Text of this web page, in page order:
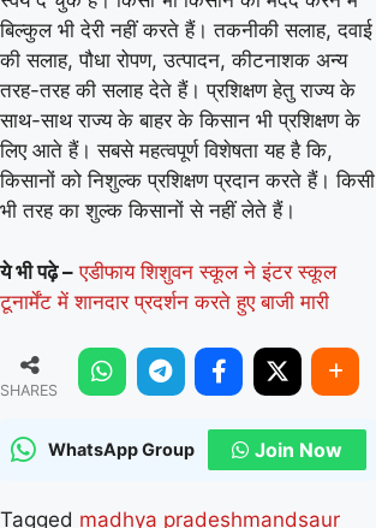
बिल्कुल भी देरी नहीं करते हैं। तकनीकी सलाह, दवाई
की सलाह, पौधा रोपण, उत्पादन, कीटनाशक अन्य
तरह-तरह की सलाह देते हैं। प्रशिक्षण हेतु राज्य के
साथ-साथ राज्य के बाहर के किसान भी प्रशिक्षण के
लिए आते हैं। सबसे महत्वपूर्ण विशेषता यह है कि,
किसानों को निशुल्क प्रशिक्षण प्रदान करते हैं। किसी
भी तरह का शुल्क किसानों से नहीं लेते हैं।
ये भी पढ़े – एडीफाय शिशुवन स्कूल ने इंटर स्कूल
टूनार्मेंट में शानदार प्रदर्शन करते हुए बाजी मारी
SHARES
WhatsApp Group Join Now
Tagged madhya pradeshmandsaur